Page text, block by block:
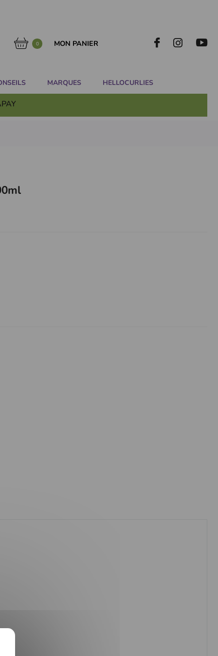
0 MON PANIER
MARQUES HELLOCURLIES